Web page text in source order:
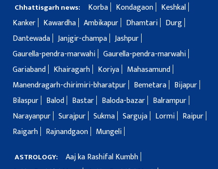
Chhattisgarh news: Korba Kondagaon
Keshkal
Kanker
Kawardha Ambikapur Dhamtari
Durg
Dantewada Janjgir-champa Jashpur
Gaurella-pendra-marwahi Gaurella-pendra-marwahi
Gariaband
Khairagarh Koriya
Mahasamund
Manendragarh-chirimiri-bharatpur
Bemetara
Bijapur
Bilaspur
Balod Bastar Baloda-bazar
Balrampur
Narayanpur Surajpur Sukma Sarguja Lormi
Raipur
Raigarh
Rajnandgaon Mungeli
ASTROLOGY:
Aaj ka Rashifal Kumbh